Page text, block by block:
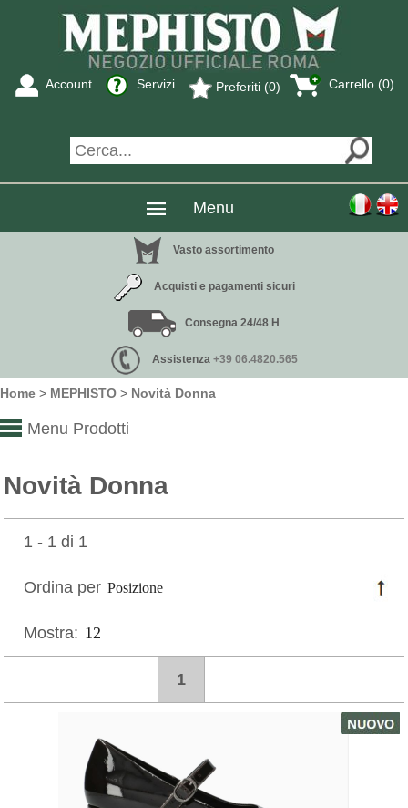
Carrello (0)
Preferiti (0)
Servizi
Account
Menu
Vasto assortimento
Acquisti e pagamenti sicuri
Consegna 24/48 H
Assistenza +39 06.4820.565
Home > MEPHISTO > Novità Donna
Menu Prodotti
Novità Donna
1 - 1 di 1
Ordina per
Mostra:
1